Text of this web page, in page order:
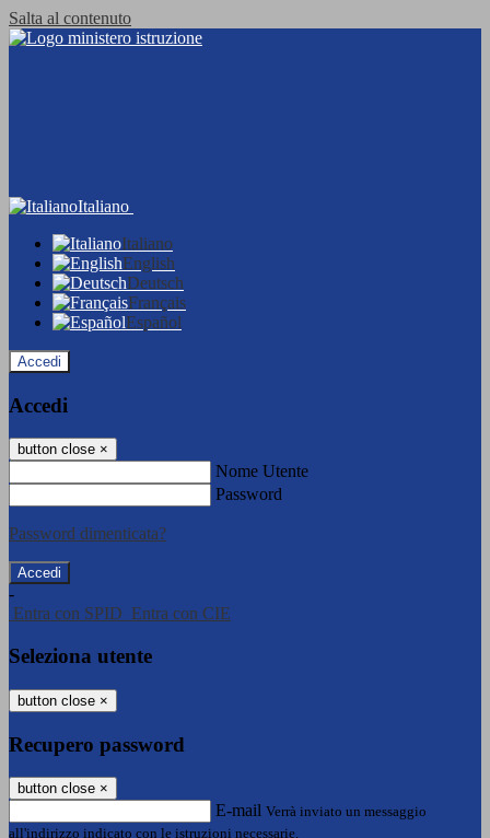
Salta al contenuto
Italiano
Italiano
English
Deutsch
Français
Español
Accedi
Accedi
button close ×
Nome Utente
Password
Password dimenticata?
-
Entra con SPID Entra con CIE
Seleziona utente
button close ×
Recupero password
button close ×
E-mail Verrà inviato un messaggio
all'indirizzo indicato con le istruzioni necessarie.